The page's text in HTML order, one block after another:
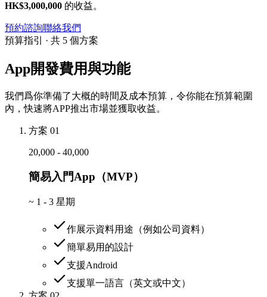
HK$3,000,000 的收益。
預約諮詢聯絡我們
預算指引 · 共 5 個方案
App開發費用與功能
我們爲你準備了大概的時間及成本預算，令你能在預算範圍
內，快速將APP推出市場並獲取收益。
方案 01
20,000 - 40,000
簡易入門App（MVP）
~ 1 - 3 星期
作展示資料用途（例如公司資料）
簡單易用的設計
支援Android
支援單一語言（英文或中文）